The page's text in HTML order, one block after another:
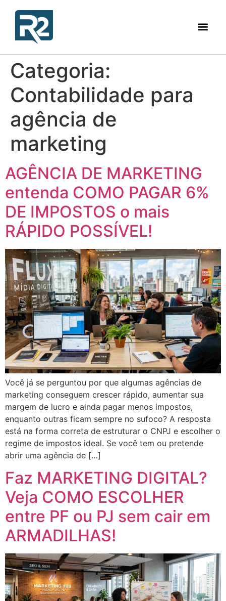
Categoria:
Contabilidade para
agência de
marketing
AGÊNCIA DE MARKETING
entenda COMO PAGAR 6%
DE IMPOSTOS o mais
RÁPIDO POSSÍVEL!
Você já se perguntou por que algumas agências de
marketing conseguem crescer rápido, aumentar sua
margem de lucro e ainda pagar menos impostos,
enquanto outras ficam sempre no sufoco? A resposta
está na forma correta de estruturar o CNPJ e escolher o
regime de impostos ideal. Se você tem ou pretende
abrir uma agência de […]
Faz MARKETING DIGITAL?
Veja COMO ESCOLHER
entre PF ou PJ sem cair em
ARMADILHAS!